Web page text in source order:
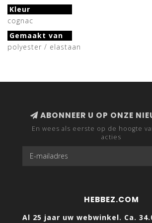
Kleur
cognac
Gemaakt van
polyester / elastaan
ABONNEER U OP ONZE
En wees als eerste op de hoogte
acties
HEBBEZ.COM
Al 25 jaar uw webwinkel. Ca.